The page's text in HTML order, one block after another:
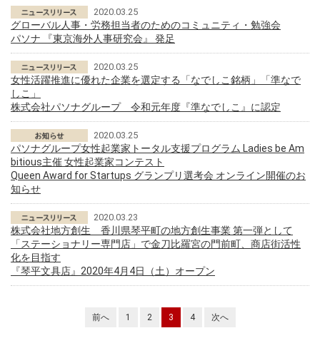
2020.03.25
グローバル人事・労務担当者のためのコミュニティ・勉強会
パソナ 『東京海外人事研究会』 発足
2020.03.25
女性活躍推進に優れた企業を選定する「なでしこ銘柄」「準なで
しこ」
株式会社パソナグループ 令和元年度『準なでしこ』に認定
2020.03.25
パソナグループ女性起業家トータル支援プログラム Ladies be Am
bitious主催 女性起業家コンテスト
Queen Award for Startups グランプリ選考会 オンライン開催のお
知らせ
2020.03.23
株式会社地方創生 香川県琴平町の地方創生事業 第一弾として
「ステーショナリー専門店」で金刀比羅宮の門前町、商店街活性
化を目指す
『琴平文具店』2020年4月4日（土）オープン
前へ 1 2 3 4 次へ